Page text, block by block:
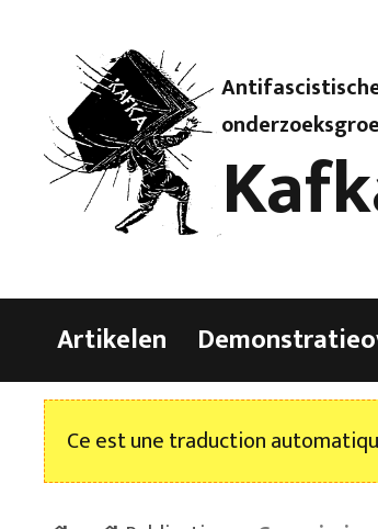
Artikelen
Ce est une traduction